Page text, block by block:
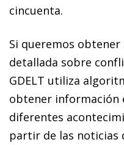
cincuenta.
Si queremos
detallada so­­bre
GDELT utiliza
obtener información
diferentes
partir de las noticias